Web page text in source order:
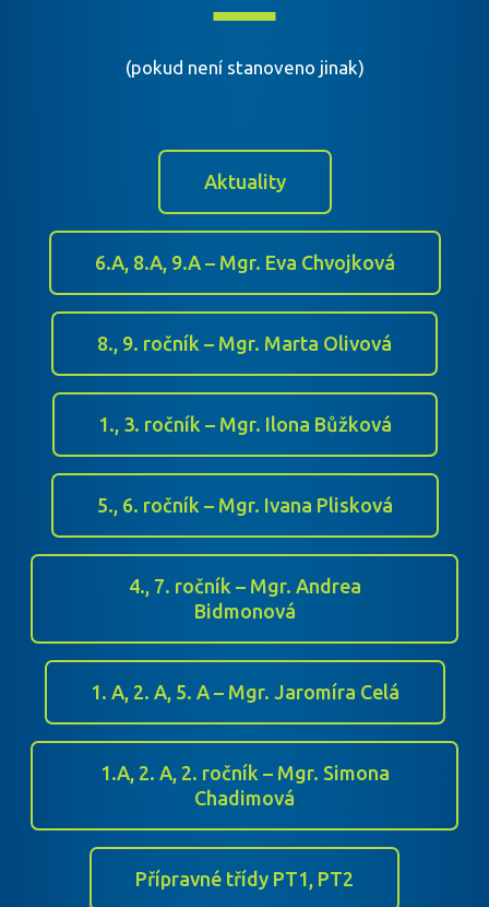
(pokud není stanoveno jinak)
Aktuality
6.A, 8.A, 9.A – Mgr. Eva Chvojková
8., 9. ročník – Mgr. Marta Olivová
1., 3. ročník – Mgr. Ilona Bůžková
5., 6. ročník – Mgr. Ivana Plisková
4., 7. ročník – Mgr. Andrea
Bidmonová
1. A, 2. A, 5. A – Mgr. Jaromíra Celá
1.A, 2. A, 2. ročník – Mgr. Simona
Chadimová
Přípravné třídy PT1, PT2